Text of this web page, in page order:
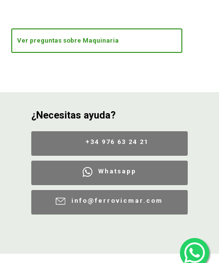
Ver preguntas sobre Maquinaria
¿Necesitas ayuda?
+34 976 63 24 21
Whatsapp
info@ferrovicmar.com